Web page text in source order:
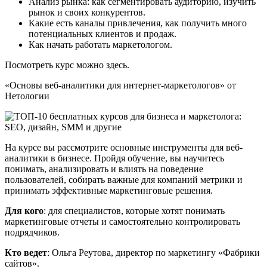
рынок и своих конкурентов.
Какие есть каналы привлечения, как получить много
потенциальных клиентов и продаж.
Как начать работать маркетологом.
Посмотреть курс можно здесь.
«Основы веб-аналитики для интернет-маркетологов» от
Нетологии
На курсе вы рассмотрите основные инструменты для веб-
аналитики в бизнесе. Пройдя обучение, вы научитесь
понимать, анализировать и влиять на поведение
пользователей, собирать важные для компаний метрики и
принимать эффективные маркетинговые решения.
Для кого: для специалистов, которые хотят понимать
маркетинговые отчеты и самостоятельно контролировать
подрядчиков.
Кто ведет: Ольга Реутова, директор по маркетингу «Фабрики
сайтов».